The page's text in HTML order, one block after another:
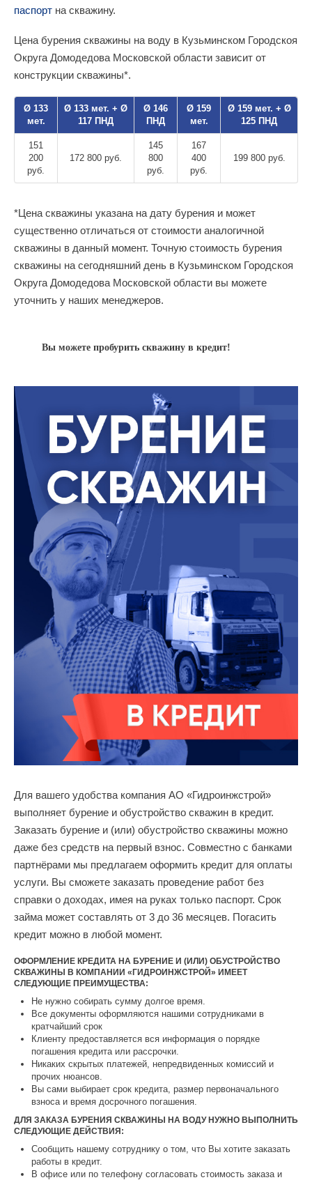
паспорт на скважину.
Цена бурения скважины на воду в Кузьминском Городскоя
Округа Домодедова Московской области зависит от
конструкции скважины*.
Ø 133
мет.
Ø 133 мет. + Ø
117 ПНД
Ø 146
ПНД
Ø 159
мет.
Ø 159 мет. + Ø
125 ПНД
151
200
руб.
172 800 руб.
145
800
руб.
167
400
руб.
199 800 руб.
*Цена скважины указана на дату бурения и может
существенно отличаться от стоимости аналогичной
скважины в данный момент. Точную стоимость бурения
скважины на сегодняшний день в Кузьминском Городскоя
Округа Домодедова Московской области вы можете
уточнить у наших менеджеров.
Вы можете пробурить скважину в кредит!
Для вашего удобства компания АО «Гидроинжстрой»
выполняет бурение и обустройство скважин в кредит.
Заказать бурение и (или) обустройство скважины можно
даже без средств на первый взнос. Совместно с банками
партнёрами мы предлагаем оформить кредит для оплаты
услуги. Вы сможете заказать проведение работ без
справки о доходах, имея на руках только паспорт. Срок
займа может составлять от 3 до 36 месяцев. Погасить
кредит можно в любой момент.
ОФОРМЛЕНИЕ КРЕДИТА НА БУРЕНИЕ И (ИЛИ) ОБУСТРОЙСТВО
СКВАЖИНЫ В КОМПАНИИ «ГИДРОИНЖСТРОЙ» ИМЕЕТ
СЛЕДУЮЩИЕ ПРЕИМУЩЕСТВА:
Не нужно собирать сумму долгое время.
Все документы оформляются нашими сотрудниками в
кратчайший срок
Клиенту предоставляется вся информация о порядке
погашения кредита или рассрочки.
Никаких скрытых платежей, непредвиденных комиссий и
прочих нюансов.
Вы сами выбирает срок кредита, размер первоначального
взноса и время досрочного погашения.
ДЛЯ ЗАКАЗА БУРЕНИЯ СКВАЖИНЫ НА ВОДУ НУЖНО ВЫПОЛНИТЬ
СЛЕДУЮЩИЕ ДЕЙСТВИЯ:
Сообщить нашему сотруднику о том, что Вы хотите заказать
работы в кредит.
В офисе или по телефону согласовать стоимость заказа и